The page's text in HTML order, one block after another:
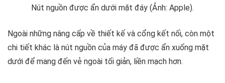
Nút nguồn được ẩn dưới mặt đáy (Ảnh: Apple).
Ngoài những nâng cấp về thiết kế và cổng kết nối, còn một
chi tiết khác là nút nguồn của máy đã được ẩn xuống mặt
dưới để mang đến vẻ ngoài tối giản, liền mạch hơn.